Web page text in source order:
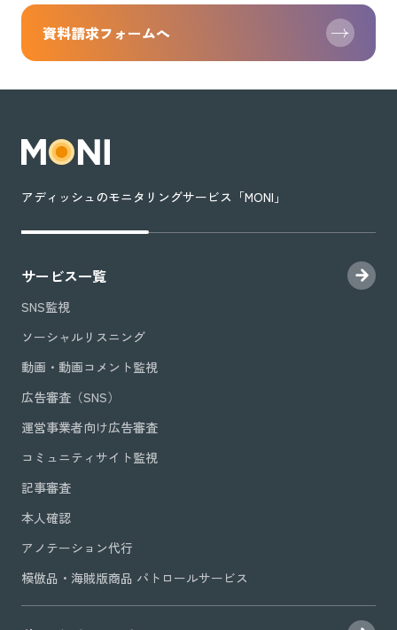
資料請求フォームへ
アディッシュのモニタリングサービス「MONI」
サービス一覧
SNS監視
ソーシャルリスニング
動画・動画コメント監視
広告審査（SNS）
運営事業者向け広告審査
コミュニティサイト監視
記事審査
本人確認
アノテーション代行
模倣品・海賊版商品 パトロールサービス